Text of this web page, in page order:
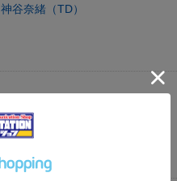
谷奈緒（TD）
ンズ(N)